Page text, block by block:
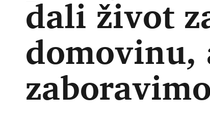
dali život
domovinu,